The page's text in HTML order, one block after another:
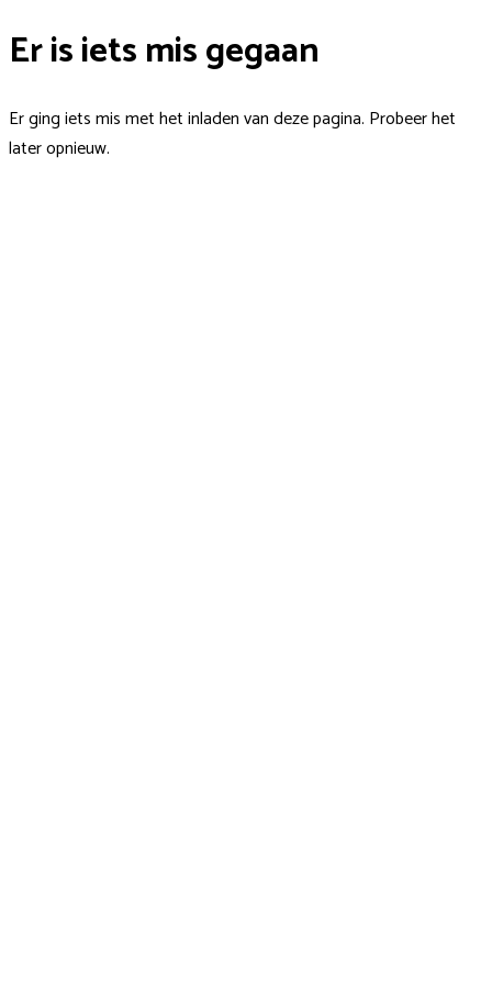
Er is iets mis gegaan
Er ging iets mis met het inladen van deze pagina. Probeer het
later opnieuw.